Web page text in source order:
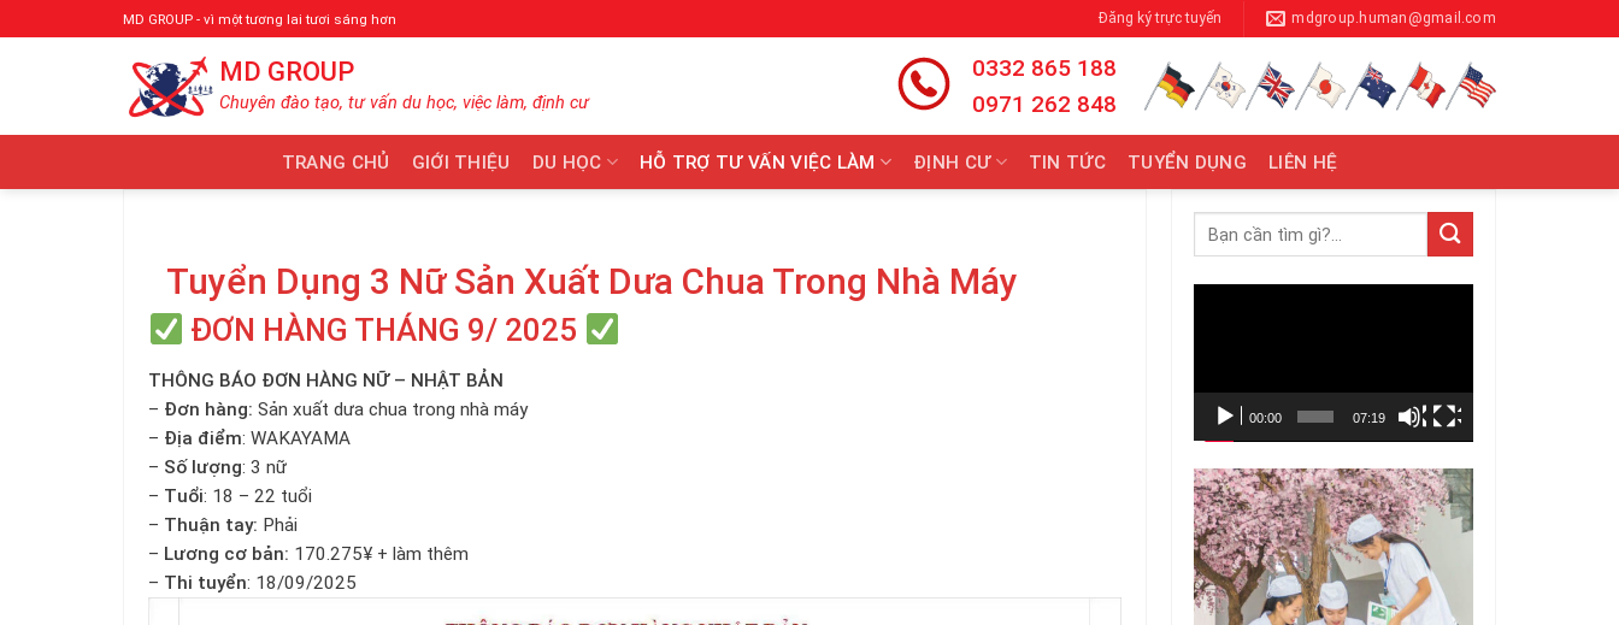
qua
MD GROUP - vì một tương lai tươi sáng hơn Đăng ký trực tuyến mdgroup.human@gmail.com
MD GROUP
Chuyên đào tạo, tư vấn du học, việc làm, định cư
0332 865 188
0971 262 848
TRANG CHỦ GIỚI THIỆU DU HỌC HỖ TRỢ TƯ VẤN VIỆC LÀM ĐỊNH CƯ TIN TỨC TUYỂN DỤNG LIÊN HỆ
Tuyển Dụng 3 Nữ Sản Xuất Dưa Chua Trong Nhà Máy
ĐƠN HÀNG THÁNG 9/ 2025
THÔNG BÁO ĐƠN HÀNG NỮ – NHẬT BẢN
– Đơn hàng: Sản xuất dưa chua trong nhà máy
– Địa điểm: WAKAYAMA
– Số lượng: 3 nữ
– Tuổi: 18 – 22 tuổi
– Thuận tay: Phải
– Lương cơ bản: 170.275¥ + làm thêm
– Thi tuyển: 18/09/2025
00:00 07:19